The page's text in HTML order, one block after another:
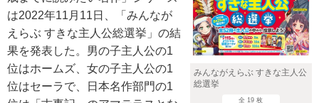
みんながえらぶ すきな主人公
総選挙
全 19 枚
は2022年11月11日、「みんなが
えらぶ すきな主人公総選挙」の結
果を発表した。男の子主人公の1
位はホームズ、女の子主人公の1
位はセーラで、日本名作部門の1